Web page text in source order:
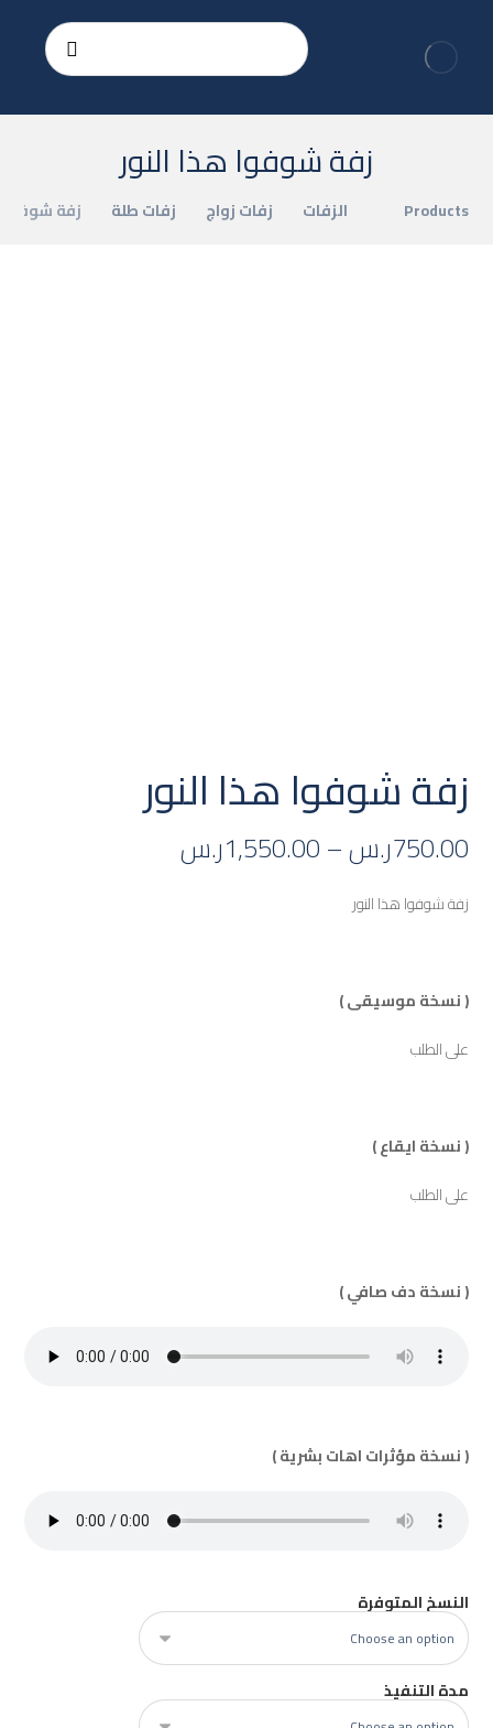
زفة شوفوا هذا النور
Products الزفات زفات زواج زفات طلة زفة شوفوا
زفة شوفوا هذا النور
750.00ر.س–
1,550.00ر.س
زفة شوفوا هذا النور
( نسخة موسيقى )
على الطلب
( نسخة ايقاع )
على الطلب
( نسخة دف صافي )
( نسخة مؤثرات اهات بشرية )
النسخ المتوفرة
مدة التنفيذ